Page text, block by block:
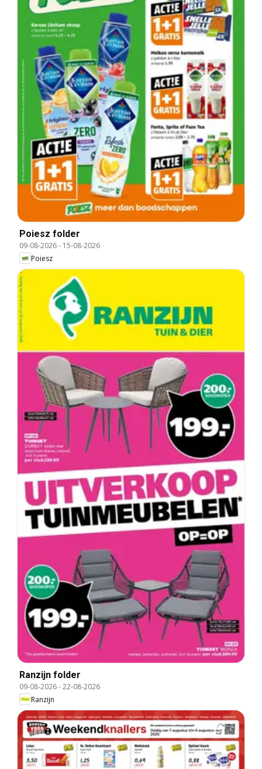
Poiesz folder
09-08-2026- 15-08-2026
Poiesz
Ranzijn folder
09-08-2026-22-08-2026
Ranzijn